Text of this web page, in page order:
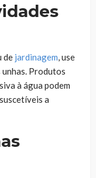
de jardinagem, use
Produtos
à água podem
a